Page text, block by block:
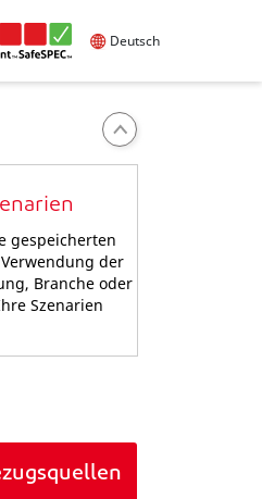
Deutsch
gespeicherten
der
Branche oder
Szenarien